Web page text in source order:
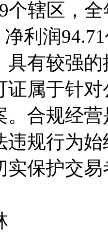
个辖区，
净利润
具有较强
证属于针
。合规经
违规行为
实保护交